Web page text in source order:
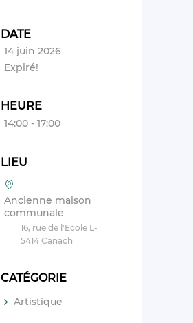
DATE
14 juin 2026
Expiré!
HEURE
14:00 - 17:00
LIEU
Ancienne maison
communale
16, rue de l'Ecole L-
5414 Canach
CATÉGORIE
Artistique